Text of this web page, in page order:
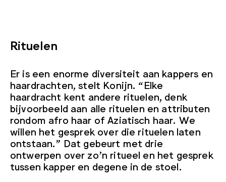
Rituelen
Er is een enorme diversiteit aan kappers en
haardrachten, stelt Konijn. “Elke
haardracht kent andere rituelen, denk
bijvoorbeeld aan alle rituelen en attributen
rondom afro haar of Aziatisch haar. We
willen het gesprek over die rituelen laten
ontstaan.” Dat gebeurt met drie
ontwerpen over zo’n ritueel en het gesprek
tussen kapper en degene in de stoel.